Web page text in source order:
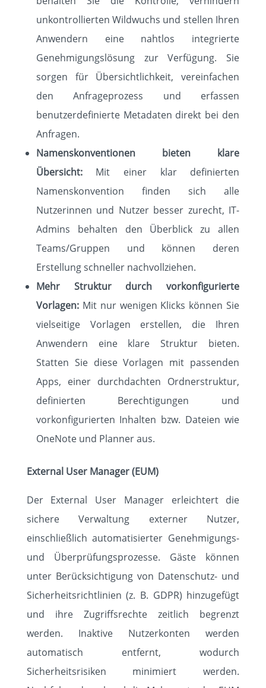
unkontrollierten Wildwuchs und stellen Ihren
Anwendern eine nahtlos integrierte
Genehmigungslösung zur Verfügung. Sie
sorgen für Übersichtlichkeit, vereinfachen
den Anfrageprozess und erfassen
benutzerdefinierte Metadaten direkt bei den
Anfragen.
Namenskonventionen bieten klare
Übersicht:
Mit einer klar definierten
Namenskonvention finden sich alle
Nutzerinnen und Nutzer besser zurecht, IT-
Admins behalten den Überblick zu allen
Teams/Gruppen und können deren
Erstellung schneller nachvollziehen.
Mehr Struktur durch vorkonfigurierte
Vorlagen: Mit nur wenigen Klicks können Sie
vielseitige Vorlagen erstellen, die Ihren
Anwendern eine klare Struktur bieten.
Statten Sie diese Vorlagen mit passenden
Apps, einer durchdachten Ordnerstruktur,
definierten Berechtigungen und
vorkonfigurierten Inhalten bzw. Dateien wie
OneNote und Planner aus.
External User Manager (EUM)
Der External User Manager erleichtert die
sichere Verwaltung externer Nutzer,
einschließlich automatisierter Genehmigungs-
und Überprüfungsprozesse. Gäste können
unter Berücksichtigung von Datenschutz- und
Sicherheitsrichtlinien (z. B. GDPR) hinzugefügt
und ihre Zugriffsrechte zeitlich begrenzt
werden. Inaktive Nutzerkonten werden
automatisch entfernt, wodurch
Sicherheitsrisiken minimiert werden.